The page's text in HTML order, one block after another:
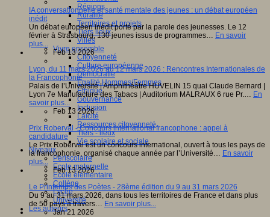
Régions
Ruralité
Territoires et projets
Tiers lieux
Villes
Vivre ensemble
Citoyenneté
Culture européenne
Démocratie
Egalité Hommes/Femmes
Ethique
Gouvernance
Inclusion
Laïcité
Ressources citoyenneté
Tiers - lieux
Vie scolaire et sociale
Niveaux
Périscolaire
Ecole maternelle
Ecole élémentaire
Collège
Lycée
Université
Les auteurs
IA conversationnelle et santé mentale des jeunes : un débat européen
inédit
Un débat européen inédit porté par la parole des jeunesses. Le 12
février à Strasbourg, 130 jeunes issus de programmes… En savoir
plus...
Feb 13 2026
Lyon, du 11 mars 2026 au 12 mars 2026 : Rencontres Internationales de
la Francophonie
Palais de l’Université | Amphithéâtre HUVELIN 15 quai Claude Bernard |
Lyon 7e Manufacture des Tabacs | Auditorium MALRAUX 6 rue Pr.… En
savoir plus...
Feb 13 2026
Prix Roberval - Concours international francophone : appel à
candidature
Le Prix Roberval est un concours international, ouvert à tous les pays de
la francophonie, organisé chaque année par l’Université… En savoir
plus...
Feb 13 2026
Le Printemps des Poètes - 28ème édition du 9 au 31 mars 2026
Du 9 au 31 mars 2026, dans tous les territoires de France et dans plus
de 50 pays à travers… En savoir plus...
Jan 21 2026